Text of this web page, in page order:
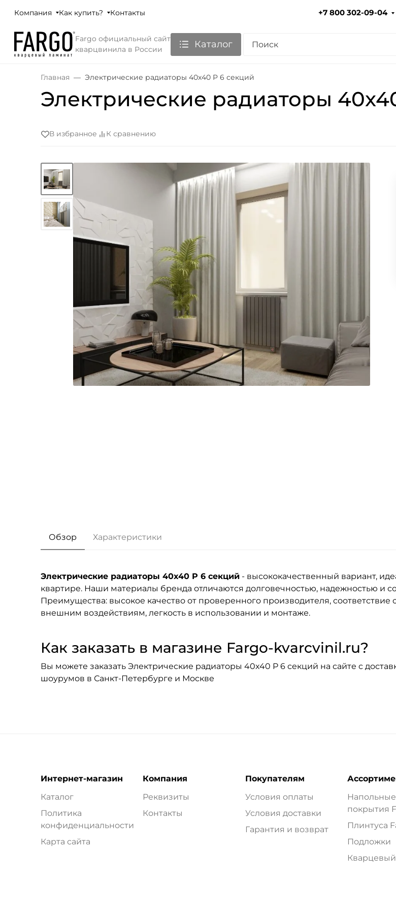
Компания Как купить? Контакты +7 800 302-09-04
Fargo официальный сайт
кварцвинила в России
Каталог
Главная Электрические радиаторы 40x40 P 6 секций
Электрические радиаторы
В избранное К сравнению
Обзор Характеристики
Электрические радиаторы 40x40 P 6 секций - высококачественный вариант,
квартире. Наши материалы бренда отличаются долговечностью, надежностью и
Преимущества: высокое качество от проверенного производителя, соответствие
внешним воздействиям, легкость в использовании и монтаже.
Как заказать в магазине Fargo-kvarcvinil.ru?
Вы можете заказать Электрические радиаторы 40x40 P 6 секций на сайте с
шоурумов в Санкт-Петербурге и Москве
Интернет-магазин
Каталог
Политика
конфиденциальности
Карта сайта
Компания
Реквизиты
Контакты
Покупателям
Условия оплаты
Условия доставки
Гарантия и возврат
Напольные
покрытия
Плинтуса
Подложки